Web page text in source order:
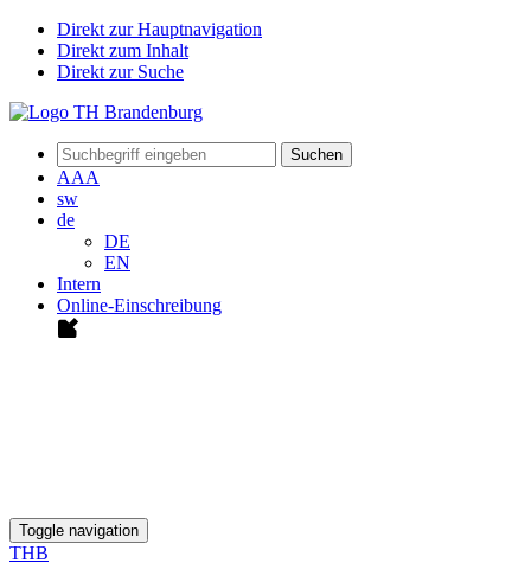
Direkt zur Hauptnavigation
Direkt zum Inhalt
Direkt zur Suche
Suchen
AAA
sw
de
DE
EN
Intern
Online-Einschreibung
Toggle navigation
THB